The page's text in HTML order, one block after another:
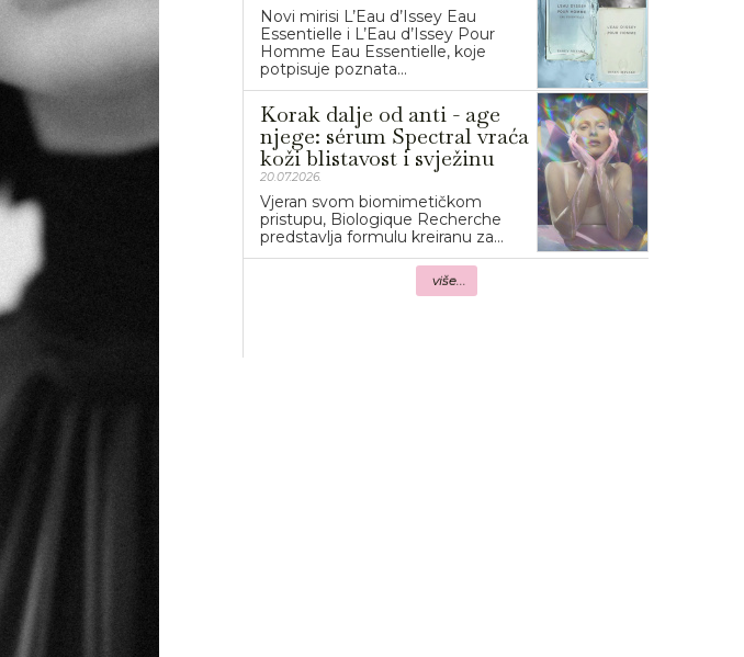
Novi mirisi L’Eau d’Issey Eau
Essentielle i L’Eau d’Issey Pour
Homme Eau Essentielle, koje
potpisuje poznata...
Korak dalje od anti - age
njege: sérum Spectral vraća
koži blistavost i svježinu
20.07.2026.
Vjeran svom biomimetičkom
pristupu, Biologique Recherche
predstavlja formulu kreiranu za...
više...